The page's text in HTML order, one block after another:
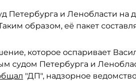
и Ленобласти на
образом, её пакет
которое оспаривает
судом Петербурга и
"ДП", надзорное